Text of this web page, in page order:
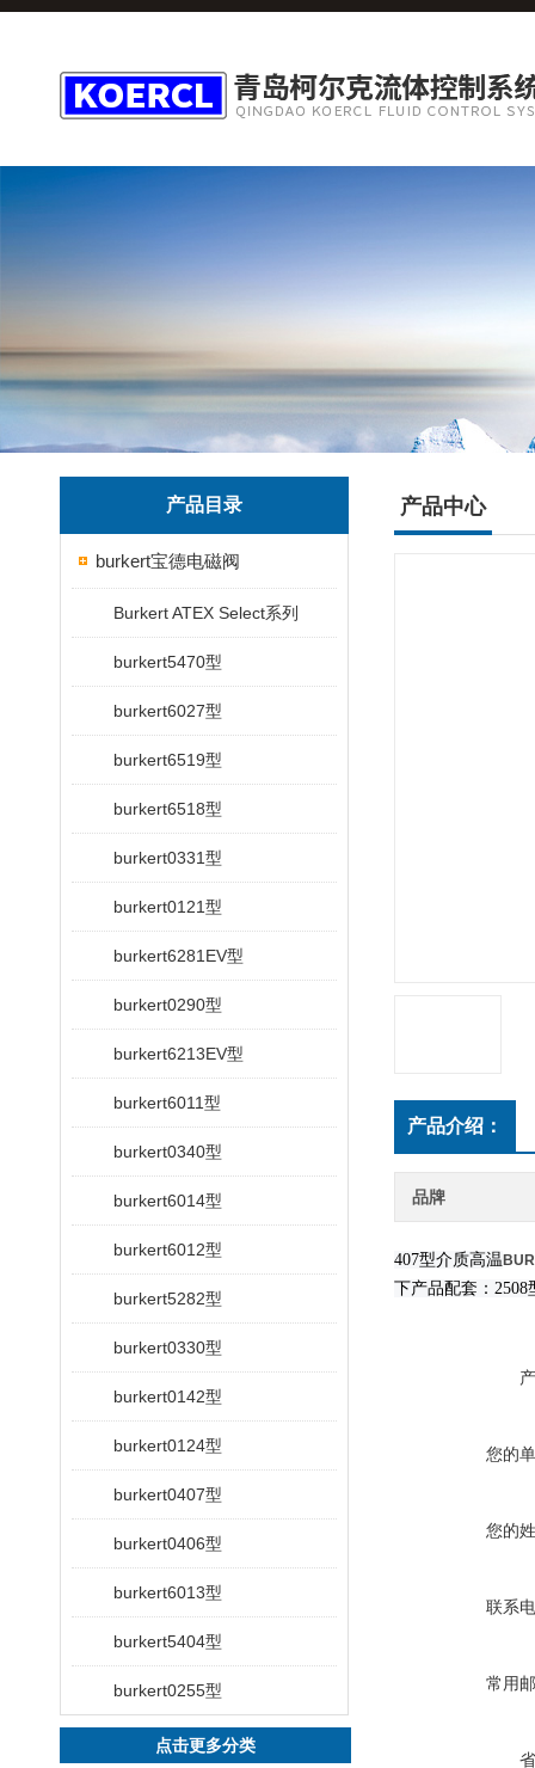
产品目录
burkert宝德电磁阀
Burkert ATEX Select系列
burkert5470型
burkert6027型
burkert6519型
burkert6518型
burkert0331型
burkert0121型
burkert6281EV型
burkert0290型
burkert6213EV型
burkert6011型
burkert0340型
burkert6014型
burkert6012型
burkert5282型
burkert0330型
burkert0142型
burkert0124型
burkert0407型
burkert0406型
burkert6013型
burkert5404型
burkert0255型
点击更多分类
产品中心
产品介绍：
品牌
407型介质高温
下产品配套：2508
您的
您的
联系
常用